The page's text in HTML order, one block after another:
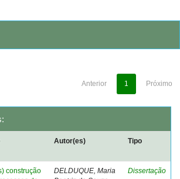
Anterior 1 Próximo
Autor(es) Tipo
construção
DELDUQUE, Maria
Dissertação